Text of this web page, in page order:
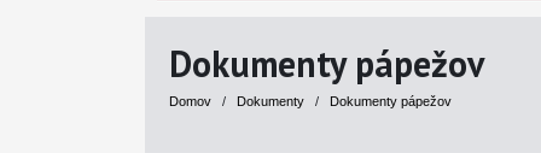
Dokumenty pápežov
Domov / Dokumenty / Dokumenty pápežov